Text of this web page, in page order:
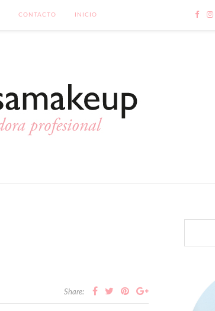
CONTACTO INICIO
Share: